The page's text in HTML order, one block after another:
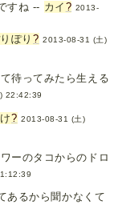
すね -- カイ ? 2013-
ぽり? 2013-08-31 (土)
待ってみたら生える
22:42:39
? 2013-08-31 (土)
ーのタコからのドロ
あるから聞かなくて